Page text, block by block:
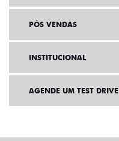
PÓS VENDAS
INSTITUCIONAL
AGENDE UM TEST DRIVE